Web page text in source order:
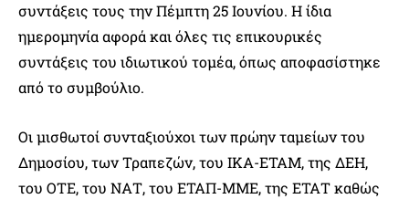
συντάξεις τους την Πέμπτη 25 Ιουνίου. Η ίδια
ημερομηνία αφορά και όλες τις επικουρικές
συντάξεις του ιδιωτικού τομέα, όπως αποφασίστηκε
από το συμβούλιο.
Οι μισθωτοί συνταξιούχοι των πρώην ταμείων του
Δημοσίου, των Τραπεζών, του ΙΚΑ-ΕΤΑΜ, της ΔΕΗ,
του ΟΤΕ, του ΝΑΤ, του ΕΤΑΠ-ΜΜΕ, της ΕΤΑΤ καθώς